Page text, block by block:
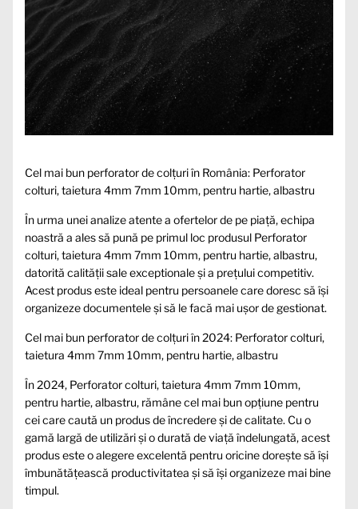
Cel mai bun perforator de colțuri în România: Perforator
colturi, taietura 4mm 7mm 10mm, pentru hartie, albastru
În urma unei analize atente a ofertelor de pe piață, echipa
noastră a ales să pună pe primul loc produsul Perforator
colturi, taietura 4mm 7mm 10mm, pentru hartie, albastru,
datorită calității sale exceptionale și a prețului competitiv.
Acest produs este ideal pentru persoanele care doresc să își
organizeze documentele și să le facă mai ușor de gestionat.
Cel mai bun perforator de colțuri în 2024: Perforator colturi,
taietura 4mm 7mm 10mm, pentru hartie, albastru
În 2024, Perforator colturi, taietura 4mm 7mm 10mm,
pentru hartie, albastru, rămâne cel mai bun opțiune pentru
cei care caută un produs de încredere și de calitate. Cu o
gamă largă de utilizări și o durată de viață îndelungată, acest
produs este o alegere excelentă pentru oricine dorește să își
îmbunătățească productivitatea și să își organizeze mai bine
timpul.